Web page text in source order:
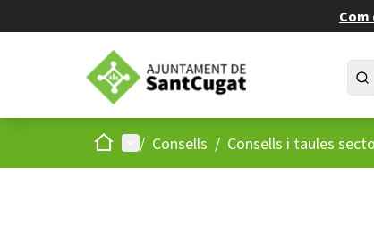
Inici Menú principal
/ Consells / Consells i taules